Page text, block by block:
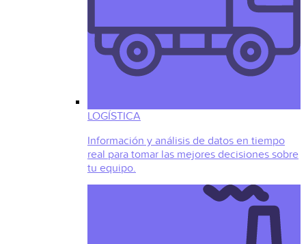
LOGÍSTICA
Información y análisis de datos en tiempo
real para tomar las mejores decisiones sobre
tu equipo.